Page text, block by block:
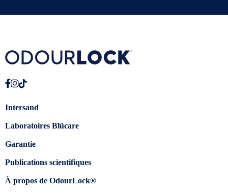
Intersand
Laboratoires Blücare
Garantie
Publications scientifiques
À propos de OdourLock®